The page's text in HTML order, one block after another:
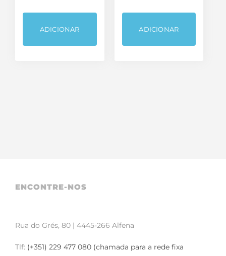
ADICIONAR ADICIONAR
ENCONTRE-NOS
Rua do Grés, 80 | 4445-266 Alfena
Tlf: (+351) 229 477 080 (chamada para a rede fixa